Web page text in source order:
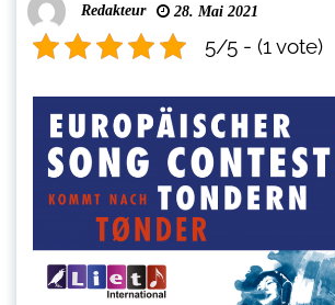
Redakteur 28. Mai 2021
5/5 - (1 vote)